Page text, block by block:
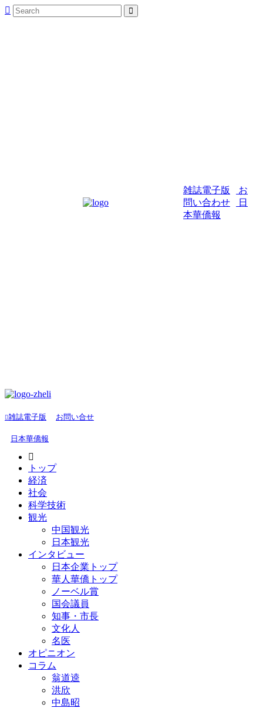
雑誌電子版
お
問い合わせ
日
本華僑報
雑誌電子版 お問い合せ
日本華僑報
トップ
経済
社会
科学技術
観光
中国観光
日本観光
インタビュー
日本企業トップ
華人華僑トップ
ノーベル賞
国会議員
知事・市長
文化人
名医
オピニオン
コラム
翁道逵
洪欣
中島昭